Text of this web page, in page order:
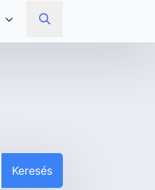
Search
Keresés